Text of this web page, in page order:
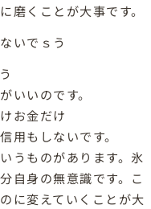
磨くことが大事です。
いでｓう
いいのです。
お金だけ
用もしないです。
うものがあります。氷
自身の無意識です。こ
に変えていくことが大